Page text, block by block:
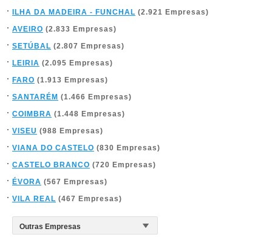
ILHA DA MADEIRA - FUNCHAL (2.921 Empresas)
AVEIRO (2.833 Empresas)
SETÚBAL (2.807 Empresas)
LEIRIA (2.095 Empresas)
FARO (1.913 Empresas)
SANTARÉM (1.466 Empresas)
COIMBRA (1.448 Empresas)
VISEU (988 Empresas)
VIANA DO CASTELO (830 Empresas)
CASTELO BRANCO (720 Empresas)
ÉVORA (567 Empresas)
VILA REAL (467 Empresas)